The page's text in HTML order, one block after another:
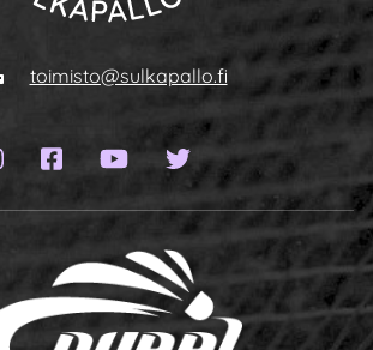
E-mailtoimisto@sulkapallo.fi
Instagram page
Facebook page
YouTube channel
Twitter page